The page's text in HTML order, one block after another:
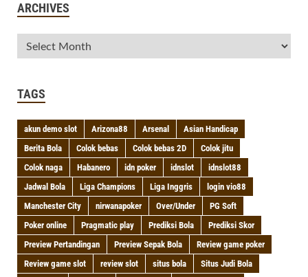
ARCHIVES
TAGS
akun demo slot Arizona88 Arsenal
Asian Handicap
Berita Bola
Colok bebas Colok bebas 2D
Colok jitu
Colok naga
Habanero idn poker idnslot
idnslot88
Jadwal Bola
Liga Champions Liga Inggris
login vio88
Manchester City
nirwanapoker Over/Under
PG Soft
Poker online
Pragmatic play Prediksi Bola
Prediksi Skor
Preview Pertandingan
Preview Sepak Bola
Review game poker
Review game slot
review slot situs bola
Situs Judi Bola